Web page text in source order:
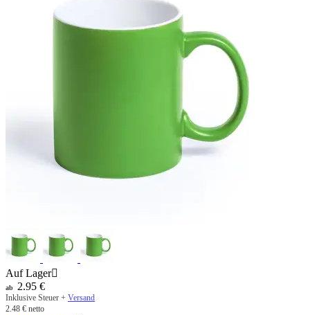
Auf Lager
ab 2.95 €
Inklusive Steuer + Versand
2.48 € netto